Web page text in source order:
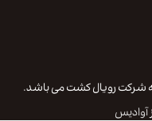
به شرکت رویال کشت می باشد.
آوادیس